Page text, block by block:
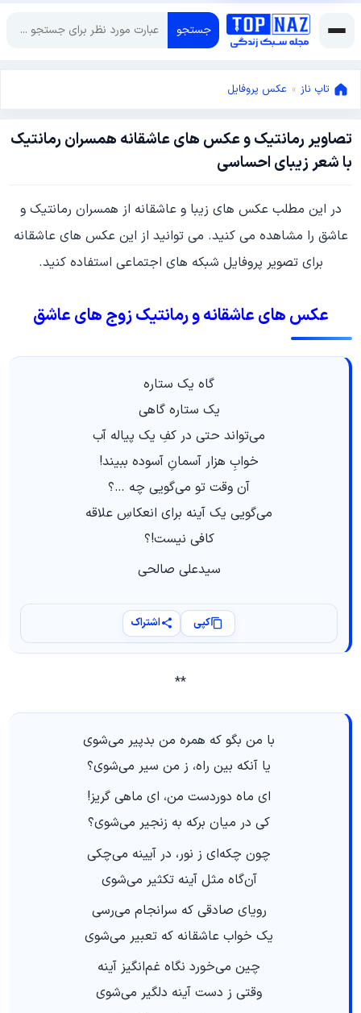
جستجو
تاپ ناز » عکس پروفایل
تصاویر رمانتیک و عکس های عاشقانه همسران رمانتیک
با شعر زیبای احساسی
سپتامبر
15,
2022
در این مطلب عکس های زیبا و عاشقانه از همسران رمانتیک و
عاشق را مشاهده می کنید. می توانید از این عکس های عاشقانه
برای تصویر پروفایل شبکه های اجتماعی استفاده کنید.
عکس های عاشقانه و رمانتیک زوج های عاشق
گاه یک ستاره
یک ستاره گاهی
می‌تواند حتی در کفِ یک پیاله آب
خوابِ هزار آسمانِ آسوده ببیند!
آن وقت تو می‌گویی چه …؟
می‌گویی یک آینه برای انعکاسِ علاقه
کافی نیست!؟
سیدعلی صالحی
کپی اشتراک
**
با من بگو که همره من بدپیر می‌شوی
یا آنکه بین راه، ز من سیر می‌شوی؟
ای ماه دوردست من، ای ماهی گریز!
کی در میان برکه به زنجیر می‌شوی؟
چون چکه‌ای ز نور، در آیینه می‌چکی
آن‌گاه مثل آینه تکثیر می‌شوی
رویای صادقی که سرانجام می‌رسی
یک خواب عاشقانه که تعبیر می‌شوی
چین می‌خورد نگاه غم‌انگیز آینه
وقتی ز دست آینه دلگیر می‌شوی